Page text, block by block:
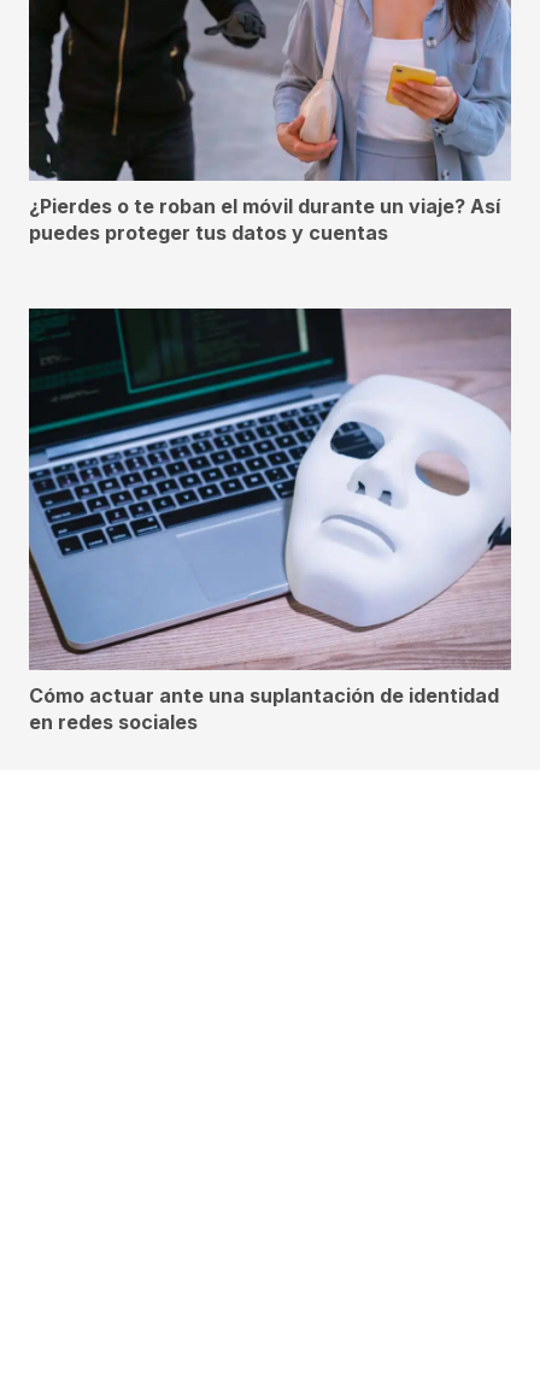
¿Pierdes o te roban el móvil durante un viaje? Así
puedes proteger tus datos y cuentas
Cómo actuar ante una suplantación de identidad
en redes sociales